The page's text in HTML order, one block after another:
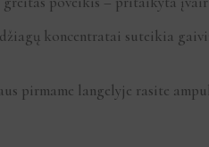
koncentratai suteikia
pirmame langelyje rasite